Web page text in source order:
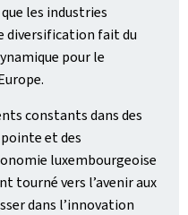
les industries
diversification fait du
pour le
constants dans des
et des
luxembourgeoise
tourné vers l’avenir aux
dans l’innovation